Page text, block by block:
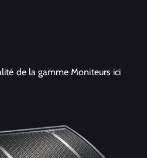
de la gamme Moniteurs ici